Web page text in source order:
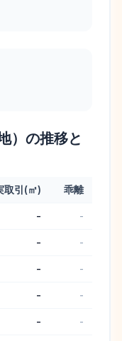
）の推移と
取引(㎡) 乖離
- -
- -
- -
- -
- -